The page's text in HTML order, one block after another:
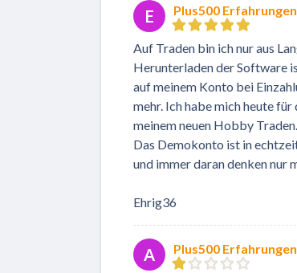
E Plus500
Auf Traden bin ich nur aus
Herunterladen der Software
auf meinem Konto bei
mehr. Ich habe mich heute
meinem neuen Hobby Traden.
Das Demokonto ist in
und immer daran denken nur
Ehrig36
A Plus500